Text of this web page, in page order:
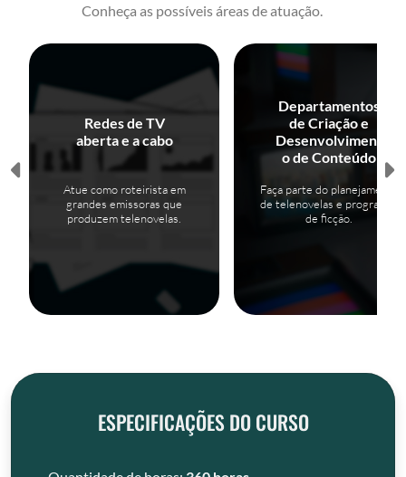
Conheça as possíveis áreas de atuação.
Redes de TV
aberta e a cabo
Atue como roteirista em
grandes emissoras que
produzem telenovelas.
Departamentos
de Criação e
Desenvolviment
o de Conteúdo
Faça parte do planejamento
de telenovelas e programas
de ficção.
ESPECIFICAÇÕES DO CURSO